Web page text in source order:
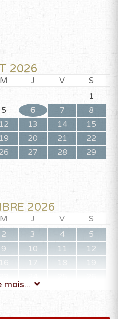
2026
M J V
S
1
5 6 7
8
12 13 14
15
19 20 21
22
27 28
29
2026
M J V
S
2 3 4
5
9 10 11
12
16 17 18
19
mois...